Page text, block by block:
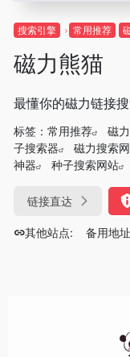
搜索引擎 常用推荐
磁力熊猫
最懂你的磁力链接
标签： 常用推荐 磁
子搜索器
磁力搜索
神器
种子搜索网站
链接直达
其他站点: 备用地址